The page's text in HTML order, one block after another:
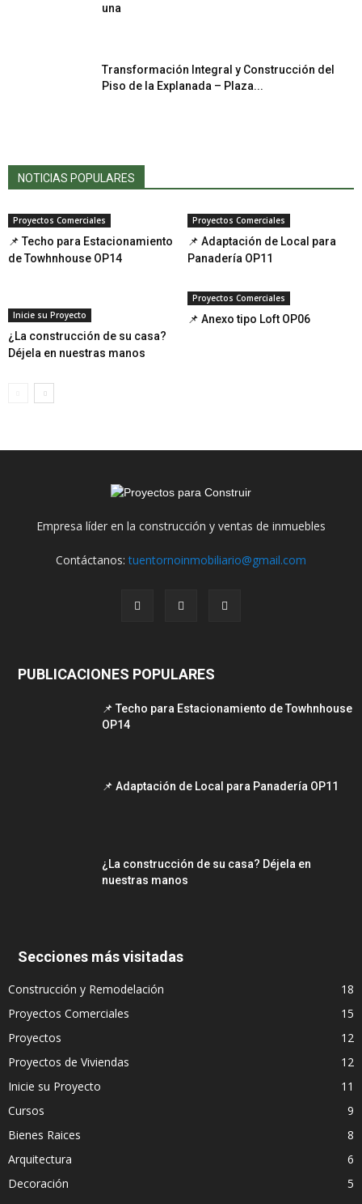
una
Transformación Integral y Construcción del
Piso de la Explanada – Plaza...
NOTICIAS POPULARES
Proyectos Comerciales
📌 Techo para Estacionamiento
de Towhnhouse OP14
Proyectos Comerciales
📌 Adaptación de Local para
Panadería OP11
Inicie su Proyecto
¿La construcción de su casa?
Déjela en nuestras manos
Proyectos Comerciales
📌 Anexo tipo Loft OP06
Empresa líder en la construcción y ventas de inmuebles
Contáctanos:tuentornoinmobiliario@gmail.com
PUBLICACIONES POPULARES
📌 Techo para Estacionamiento de Towhnhouse
OP14
📌 Adaptación de Local para Panadería OP11
¿La construcción de su casa? Déjela en
nuestras manos
Secciones más visitadas
Construcción y Remodelación
18
Proyectos Comerciales
15
Proyectos
12
Proyectos de Viviendas
12
Inicie su Proyecto
11
Cursos
9
Bienes Raices
8
Arquitectura
6
Decoración
5